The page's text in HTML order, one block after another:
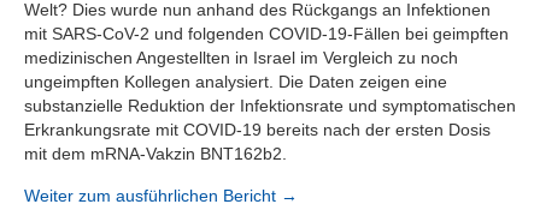
Welt? Dies wurde nun anhand des Rückgangs an Infektionen
mit SARS-CoV-2 und folgenden COVID-19-Fällen bei geimpften
medizinischen Angestellten in Israel im Vergleich zu noch
ungeimpften Kollegen analysiert. Die Daten zeigen eine
substanzielle Reduktion der Infektionsrate und symptomatischen
Erkrankungsrate mit COVID-19 bereits nach der ersten Dosis
mit dem mRNA-Vakzin BNT162b2.
Weiter zum ausführlichen Bericht →